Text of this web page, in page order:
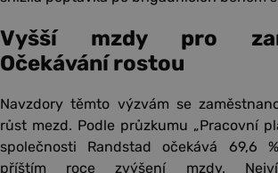
Vyšší mzdy pro
Očekávání rostou
Navzdory těmto výzvám se
růst mezd. Podle průzkumu „Pracovní
společnosti Randstad očekává 69,6
příštím roce zvýšení mzdy.